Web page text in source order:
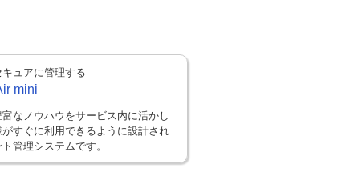
ュアに管理する
mini
なノウハウをサービス内に活かし
すぐに利用できるように設計され
管理システムです。